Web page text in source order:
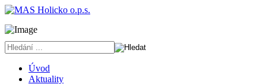
Úvod
Aktuality